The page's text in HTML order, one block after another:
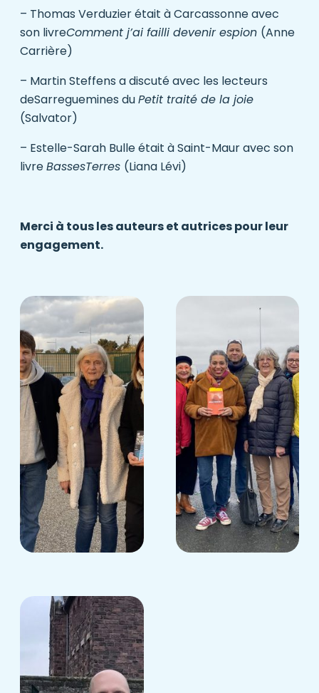
– Thomas Verduzier était à Carcassonne avec
son livreComment j’ai failli devenir espion (Anne
Carrière)
– Martin Steffens a discuté avec les lecteurs
deSarreguemines duPetit traité de la joie
(Salvator)
– Estelle-Sarah Bulle était à Saint-Maur avec son
livreBassesTerres (Liana Lévi)
Merci à tous les auteurs et autrices pour leur
engagement.